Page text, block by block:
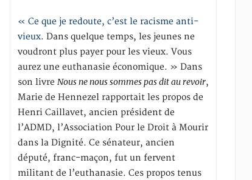
« Ce que je redoute, c’est le racisme anti-
vieux. Dans quelque temps, les jeunes ne
voudront plus payer pour les vieux. Vous
aurez une euthanasie économique. » Dans
son livreNous ne nous sommes pas dit au revoir,
Marie de Hennezel rapportait les propos de
Henri Caillavet, ancien président de
l’ADMD, l’Association Pour le Droit à Mourir
dans la Dignité. Ce sénateur, ancien
député, franc-maçon, fut un fervent
militant de l’euthanasie. Ces propos tenus